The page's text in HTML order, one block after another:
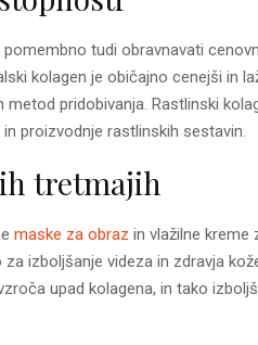
tudi obravnavati
kolagen je običajno cenejši in
pridobivanja. Rastlinski
proizvodnje rastlinskih sestavin.
tretmajih
maske za obraz in vlažilne
izboljšanje videza in zdravja
upad kolagena, in tako